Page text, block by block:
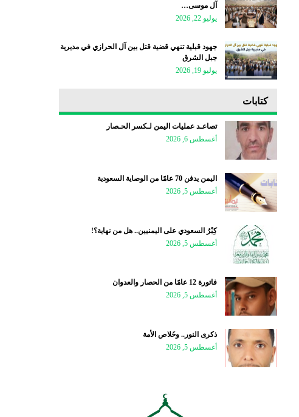
آل موسى…
يوليو 22, 2026
جهود قبلية تنهي قضية قتل بين آل الحرازي في مديرية
جبل الشرق
يوليو 19, 2026
كتابات
تصاعـد عمليات اليمن لـكسر الحـصار
أغسطس 6, 2026
اليمن يدفن 70 عامًا من الوصاية السعودية
أغسطس 5, 2026
كِبْرُ السعودي على اليمنيين.. هل من نهاية؟!
أغسطس 5, 2026
فاتورة 12 عامًا من الحصار والعدوان
أغسطس 5, 2026
ذكرى النور.. وخَلاص الأمة
أغسطس 5, 2026